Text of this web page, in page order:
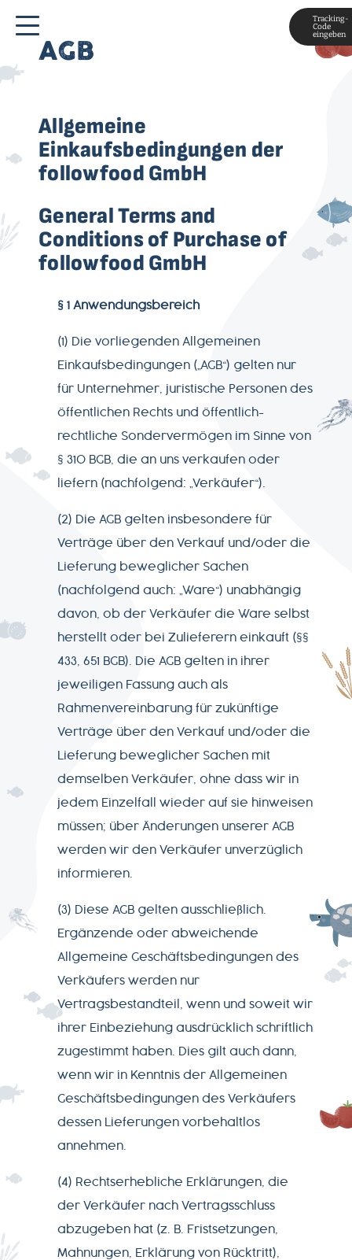
Tracking-
Code
eingeben
MAGAZIN
ÜBER
UNS
AGB
Allgemeine
Einkaufsbedingungen der
followfood GmbH
General Terms and
Conditions of Purchase of
followfood GmbH
§ 1 Anwendungsbereich
(1) Die vorliegenden Allgemeinen
Einkaufsbedingungen („AGB“) gelten nur
für Unternehmer, juristische Personen des
öffentlichen Rechts und öffentlich-
rechtliche Sondervermögen im Sinne von
§ 310 BGB, die an uns verkaufen oder
liefern (nachfolgend: „Verkäufer“).
(2) Die AGB gelten insbesondere für
Verträge über den Verkauf und/oder die
Lieferung beweglicher Sachen
(nachfolgend auch: „Ware“) unabhängig
davon, ob der Verkäufer die Ware selbst
herstellt oder bei Zulieferern einkauft (§§
433, 651 BGB). Die AGB gelten in ihrer
jeweiligen Fassung auch als
Rahmenvereinbarung für zukünftige
Verträge über den Verkauf und/oder die
Lieferung beweglicher Sachen mit
demselben Verkäufer, ohne dass wir in
jedem Einzelfall wieder auf sie hinweisen
müssen; über Änderungen unserer AGB
werden wir den Verkäufer unverzüglich
informieren.
(3) Diese AGB gelten ausschließlich.
Ergänzende oder abweichende
Allgemeine Geschäftsbedingungen des
Verkäufers werden nur
Vertragsbestandteil, wenn und soweit wir
ihrer Einbeziehung ausdrücklich schriftlich
zugestimmt haben. Dies gilt auch dann,
wenn wir in Kenntnis der Allgemeinen
Geschäftsbedingungen des Verkäufers
dessen Lieferungen vorbehaltlos
annehmen.
(4) Rechtserhebliche Erklärungen, die
der Verkäufer nach Vertragsschluss
abzugeben hat (z. B. Fristsetzungen,
Mahnungen, Erklärung von Rücktritt),